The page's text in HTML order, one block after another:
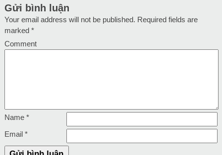
Gửi bình luận
Your email address will not be published. Required fields are
marked *
Comment
Name *
Email *